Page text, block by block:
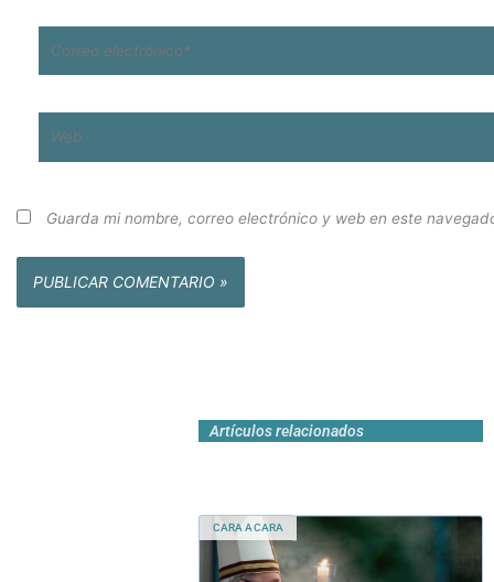
electrónico*
Guarda mi nombre, correo electrónico y web en este
Artículos relacionados